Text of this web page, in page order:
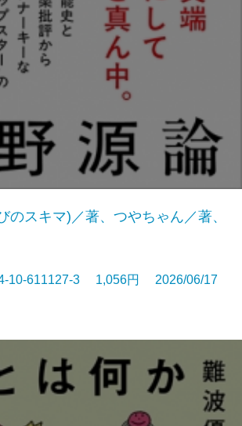
のスキマ)／著、つやちゃん／著、
10-611127-3 1,056円 2026/06/17